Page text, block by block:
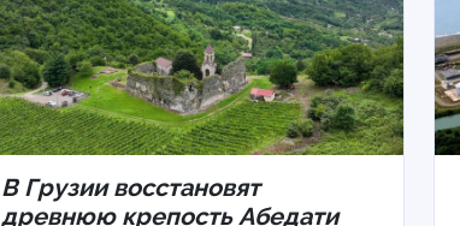
В Грузии восстановят
древнюю крепость Абедати